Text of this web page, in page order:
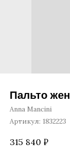
Пальто
Anna Mancini
Артикул: 1832223
315 840 ₽